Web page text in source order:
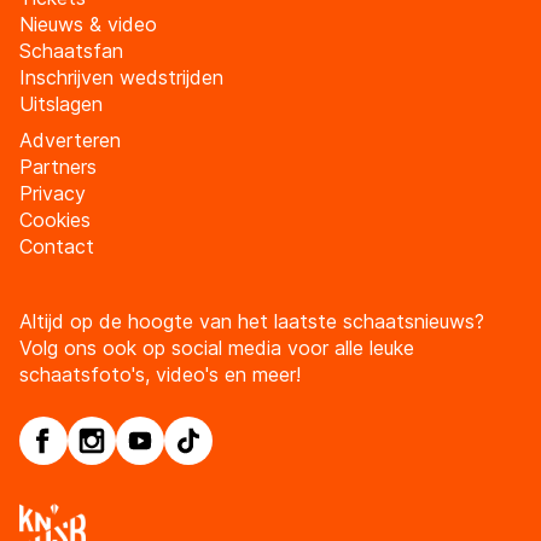
Nieuws & video
Schaatsfan
Inschrijven wedstrijden
Uitslagen
Adverteren
Partners
Privacy
Cookies
Contact
Altijd op de hoogte van het laatste schaatsnieuws?
Volg ons ook op social media voor alle leuke
schaatsfoto's, video's en meer!